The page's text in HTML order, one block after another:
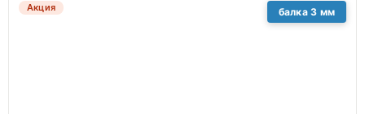
Акция балка 3 мм